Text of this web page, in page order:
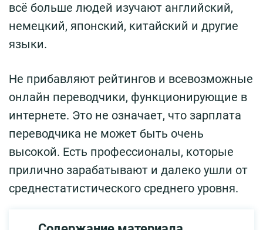
всё больше людей изучают английский,
немецкий, японский, китайский и другие
языки.
Не прибавляют рейтингов и всевозможные
онлайн переводчики, функционирующие в
интернете. Это не означает, что зарплата
переводчика не может быть очень
высокой. Есть профессионалы, которые
прилично зарабатывают и далеко ушли от
среднестатистического среднего уровня.